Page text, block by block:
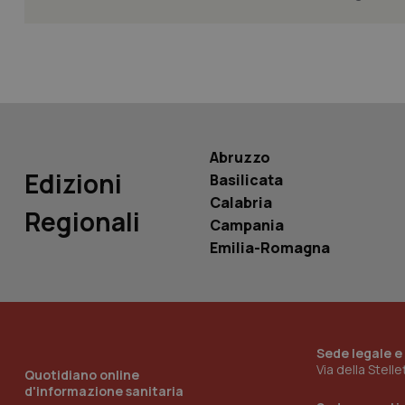
Edizioni
Regionali
Abruzzo
Basilicata
Calabria
Campania
Emilia-Romagna
Quotidiano online
d'informazione sanitaria
Sede legale
Via della
Nome
Nome
__Secure-YNID